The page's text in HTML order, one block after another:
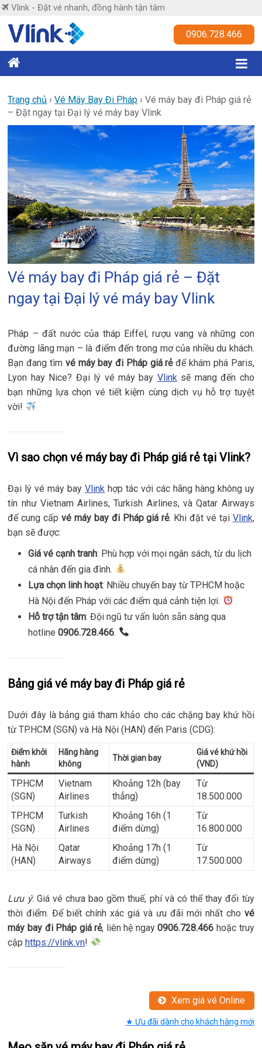
Skip
content
Vlink - Đặt vé nhanh, đồng hành tận tâm
Vlink
nhanh,
đồng
hành
tâm
0906.728.466
Trang chủ ›Vé Máy Bay Đi Pháp ›Vé máy bay đi Pháp giá rẻ
– Đặt ngay tại Đại lý vé máy bay Vlink
Vé máy bay đi Pháp giá rẻ – Đặt
ngay tại Đại lý vé máy bay Vlink
Pháp – đất nước của tháp Eiffel, rượu vang và những con
đường lãng mạn – là điểm đến trong mơ của nhiều du khách.
Bạn đang tìm vé máy bay đi Pháp giá rẻđể khám phá Paris,
Lyon hay Nice? Đại lý vé máy bay Vlinksẽ mang đến cho
bạn những lựa chọn vé tiết kiệm cùng dịch vụ hỗ trợ tuyệt
vời!
Vì sao chọn vé máy bay đi Pháp giá rẻ tại Vlink?
Đại lý vé máy bayVlink hợp tác với các hãng hàng không uy
tín như Vietnam Airlines, Turkish Airlines, và Qatar Airways
để cung cấpvé máy bay đi Pháp giá rẻ. Khi đặt vé tại Vlink,
bạn sẽ được:
Giá vé cạnh tranh: Phù hợp với mọi ngân sách, từ du lịch
cá nhân đến gia đình.
Lựa chọn linh hoạt: Nhiều chuyến bay từ TP.HCM hoặc
Hà Nội đến Pháp với các điểm quá cảnh tiện lợi.
Hỗ trợ tận tâm: Đội ngũ tư vấn luôn sẵn sàng qua
hotline0906.728.466.
Bảng giá vé máy bay đi Pháp giá rẻ
Dưới đây là bảng giá tham khảo cho các chặng bay khứ hồi
từ TP.HCM (SGN) và Hà Nội (HAN) đến Paris (CDG):
Điểm khởi
hành
Hãng hàng
không
Thời gian bay
Giá vé khứ hồi
(VND)
TP.HCM
(SGN)
Vietnam
Airlines
Khoảng 12h (bay
thẳng)
Từ
18.500.000
TP.HCM
(SGN)
Turkish
Airlines
Khoảng 16h (1
điểm dừng)
Từ
16.800.000
Hà Nội
(HAN)
Qatar
Airways
Khoảng 17h (1
điểm dừng)
Từ
17.500.000
Lưu ý: Giá vé chưa bao gồm thuế, phí và có thể thay đổi tùy
thời điểm. Để biết chính xác giá và ưu đãi mới nhất cho vé
máy bay đi Pháp giá rẻ, liên hệ ngay0906.728.466 hoặc truy
cậphttps://vlink.vn!
Xem giá vé Online
★ Ưu đãi dành cho khách hàng mới